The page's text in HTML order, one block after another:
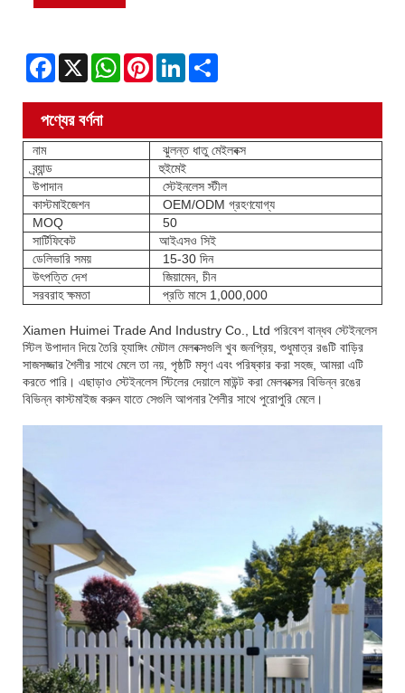
Facebook
X WhatsAppPinterestLinkedIn
পণ্যের বর্ণনা
নাম
ঝুলন্ত ধাতু মেইলবক্স
ব্র্যান্ড
হুইমেই
উপাদান
স্টেইনলেস স্টীল
কাস্টমাইজেশন
OEM/ODM গ্রহণযোগ্য
MOQ
50
সার্টিফিকেট
আইএসও সিই
ডেলিভারি সময়
15-30 দিন
উৎপত্তি দেশ
জিয়ামেন, চীন
সরবরাহ ক্ষমতা
প্রতি মাসে 1,000,000
Xiamen Huimei Trade And Industry Co., Ltd পরিবেশ বান্ধব স্টেইনলেস
স্টিল উপাদান দিয়ে তৈরি হ্যাঙ্গিং মেটাল মেলবক্সগুলি খুব জনপ্রিয়, শুধুমাত্র রঙটি বাড়ির
সাজসজ্জার শৈলীর সাথে মেলে তা নয়, পৃষ্ঠটি মসৃণ এবং পরিষ্কার করা সহজ, আমরা এটি
করতে পারি। এছাড়াও স্টেইনলেস স্টিলের দেয়ালে মাউন্ট করা মেলবক্সের বিভিন্ন রঙের
বিভিন্ন কাস্টমাইজ করুন যাতে সেগুলি আপনার শৈলীর সাথে পুরোপুরি মেলে।